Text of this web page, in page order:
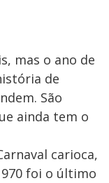
mas o ano de
de
São
ainda tem o
carioca,
foi o último